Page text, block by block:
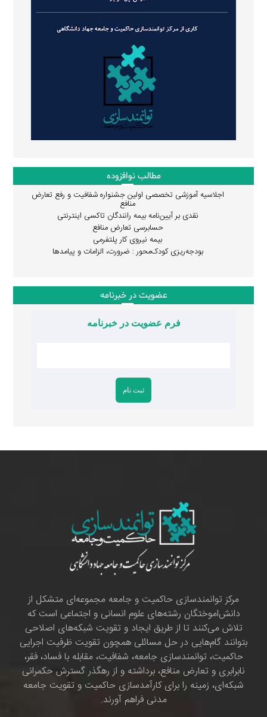
مطالب نوافزوده
اجلاسیه آموزشی تخصصی اولین جشنواره شفافیت و رفع تعارض
منافع
نقدی بر آیین‌نامه بیمه رانندگان تاکسی اینترنتی
حسابرسی تعارض منافع
بیمه نیروی کار پلتفرمی
بودجه‌ریزی کودک‌محور : ضرورت، الزامات و پیامدها
عضویت در خبرنامه
فرم عضویت در خبرنامه
مرکز توانمندسازی حاکمیت و جامعه مجموعه‌ای متشکل از
دانش‌اموختگان رشته‌های علوم انسانی و اجتماعی است که
تلاش می‌کنند تا از طریق ایجاد و تقویت شبکه‌های اصلاحی
بتوانند گام‌هایی در حل مسائلی همچون تقویت ظرفیت اجرایی
حاکمیت، توانمندسازی جامعه، شفافیت، مقابله با فساد، فقر،
نابرابری و تعارض منافع، برداشته و از رهگذر گسترش حکمرانی
شبکه‌ای، زمینه را برای کارآمدسازی حاکمیت و تقویت جامعه
مدنی فراهم آورند.